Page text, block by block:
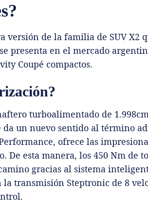
versión de la familia de SUV X2
presenta en el mercado
Coupé compactos.
turboalimentado de
da un nuevo sentido al término
ofrece las
De esta manera, los 450 Nm de
gracias al sistema
transmisión Steptronic de 8